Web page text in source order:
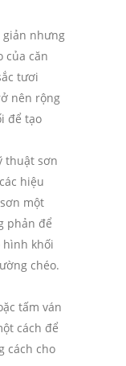
giản nhưng
của căn
tươi
nên rộng
để tạo
thuật sơn
hiệu
một
phản để
hình khối
chéo.
tấm ván
cách để
cách cho